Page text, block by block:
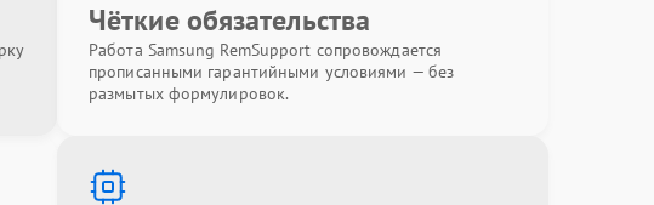
Чёткие обязательства
Работа Samsung RemSupport сопровождается
прописанными гарантийными условиями — без
размытых формулировок.